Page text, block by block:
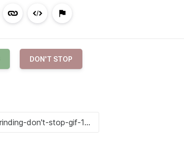
DON'T STOP